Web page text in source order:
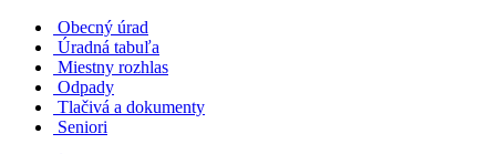
Obecný úrad
Úradná tabuľa
Miestny rozhlas
Odpady
Tlačivá a dokumenty
Seniori